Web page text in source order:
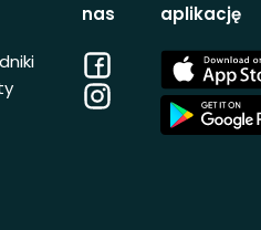
nas
Facebook
Instagram
aplikację
App
Store
App
Store